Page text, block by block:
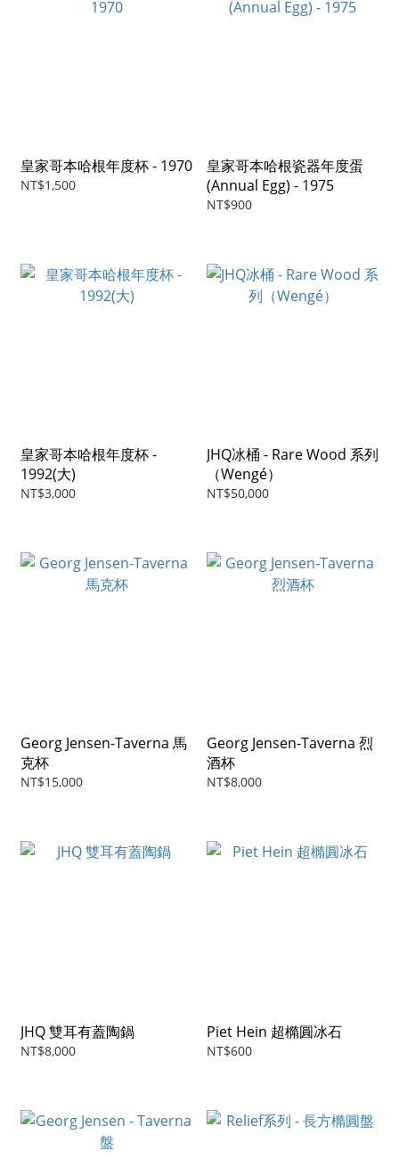
皇家哥本哈根年度杯 - 1970
NT$1,500
皇家哥本哈根瓷器年度蛋
(Annual Egg) - 1975
NT$900
皇家哥本哈根年度杯 -
1992(大)
NT$3,000
JHQ冰桶 - Rare Wood 系列
（Wengé）
NT$50,000
Georg Jensen-Taverna 馬
克杯
NT$15,000
Georg Jensen-Taverna 烈
酒杯
NT$8,000
JHQ 雙耳有蓋陶鍋
NT$8,000
Piet Hein 超橢圓冰石
NT$600